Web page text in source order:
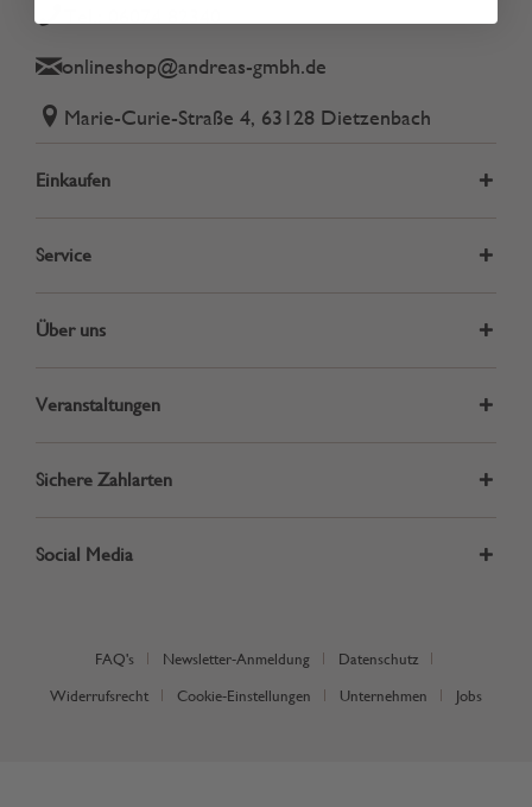
onlineshop@andreas-gmbh.de
Marie-Curie-Straße 4, 63128 Dietzenbach
Einkaufen
Service
Über uns
Veranstaltungen
Sichere Zahlarten
Social Media
FAQ's Newsletter-Anmeldung Datenschutz
Widerrufsrecht Cookie-Einstellungen Unternehmen Jobs